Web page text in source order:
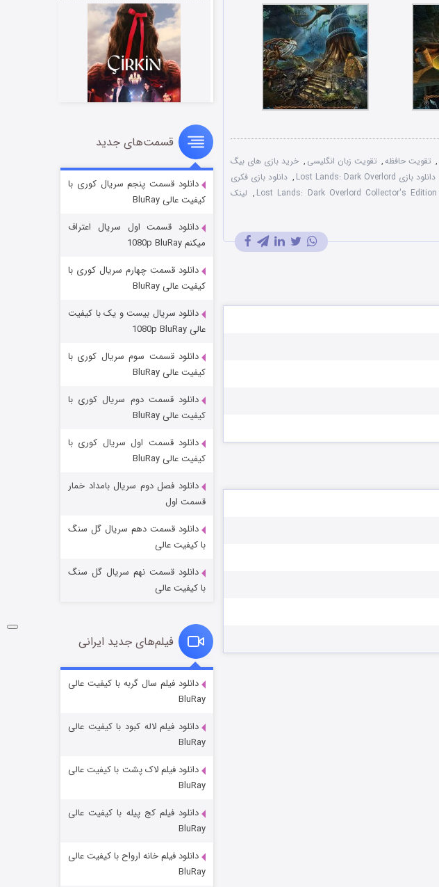
, تقویت حافظه, تقویت زبان انگلیسی , خرید بازی های بیگ
دانلود بازی Lost Lands: Dark Overlord , دانلود بازی فکری
, لینک
سریال زشت
قسمت۲ (زیرنویس) منتشر شد
مردگان متحرک: شهر مرده ۳
شکست استوارت در نجات جهان
قسمت ۷ (زیرنویس) منتشر شد
شوگر فصل ۲
قسمت
خاندان اژدها فصل ۳
قسمت‌های جدید
دانلود قسمت پنجم سریال کوری با
کیفیت عالی BluRay
دانلود قسمت اول سریال اعتراف
میکنم 1080p BluRay
دانلود قسمت چهارم سریال کوری با
کیفیت عالی BluRay
دانلود سریال بیست و یک با کیفیت
عالی 1080p BluRay
دانلود قسمت سوم سریال کوری با
کیفیت عالی BluRay
دانلود قسمت دوم سریال کوری با
کیفیت عالی BluRay
دانلود قسمت اول سریال کوری با
کیفیت عالی BluRay
دانلود فصل دوم سریال بامداد خمار
قسمت اول
دانلود قسمت دهم سریال گل سنگ
با کیفیت عالی
دانلود قسمت نهم سریال گل سنگ
با کیفیت عالی
فیلم‌های جدید ایرانی
دانلود فیلم سال گربه با کیفیت عالی
BluRay
دانلود فیلم لاله کبود با کیفیت عالی
BluRay
دانلود فیلم لاک پشت با کیفیت عالی
BluRay
دانلود فیلم کج‌ پیله با کیفیت عالی
BluRay
دانلود فیلم خانه ارواح با کیفیت عالی
BluRay